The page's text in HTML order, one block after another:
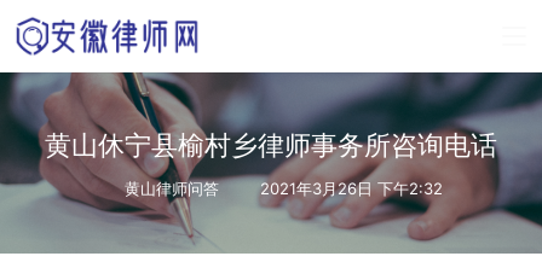
黄山休宁县榆村乡律师事务所咨询电话
黄山律师问答 2021年3月26日 下午2:32